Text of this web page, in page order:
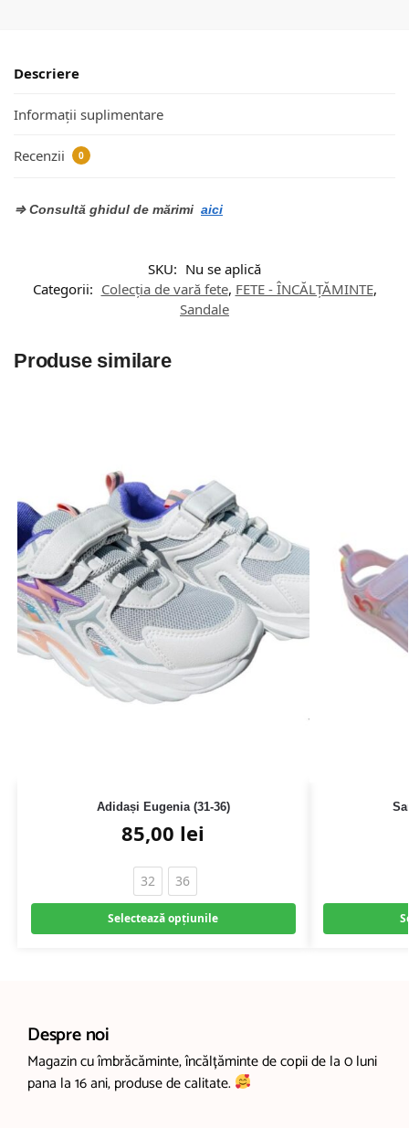
Descriere
Informații suplimentare
Recenzii 0
⇒ Consultă ghidul de mărimi aici
SKU: Nu se aplică
Categorii: Colecția de vară fete, FETE - ÎNCĂLȚĂMINTE,
Sandale
Produse similare
Adidași Eugenia (31-36)
85,00 lei
32 36
Selectează opțiunile
Despre noi
Magazin cu îmbrăcăminte, încălțăminte de copii de la 0 luni
pana la 16 ani, produse de calitate.